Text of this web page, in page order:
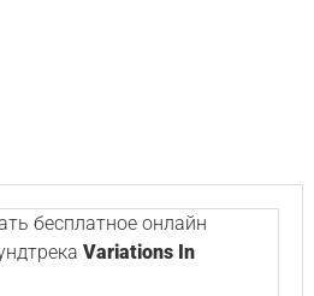
бесплатное онлайн
Variations In